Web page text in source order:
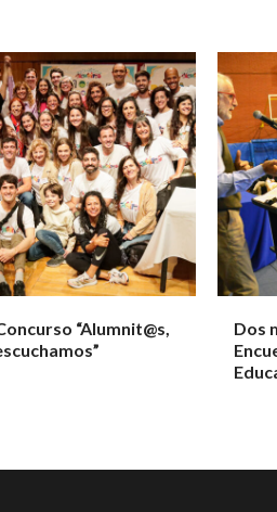
“Alumnit@s,
Dos